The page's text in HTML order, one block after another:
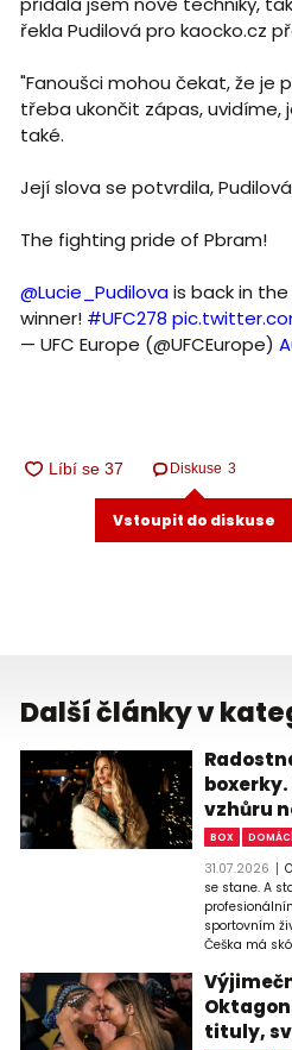
řekla Pudilová pro kaocko.cz
"Fanoušci mohou čekat, že je
třeba ukončit zápas, uvidíme,
také.
Její slova se potvrdila,
The fighting pride of Pbram!
@Lucie_Pudilovais back in the
winner! #UFC278
— UFC Europe (@UFCEurope)
Diskuse 3
Vstoupit do diskuse
Další články v
vzhůru
BOX
31.07.2026
se stane. A
sportovním
Češka má
tituly,